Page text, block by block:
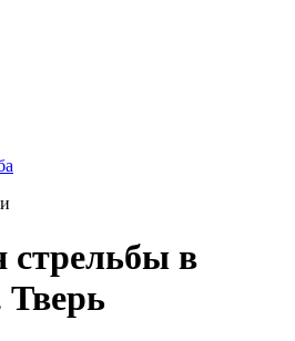
стрельбы в
Тверь